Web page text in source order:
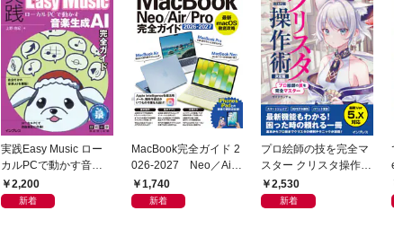
実践Easy Music ロー
カルPCで動かす音楽
生成AI完全ガイド
2,200
新着
MacBook完全ガイド 2
026-2027 Neo／Air
／Pro対応
1,740
新着
プロ絵師の技を完全マ
スター クリスタ操作術
決定版 改訂2版 CLIP S
TUDIO PAINT PRO/E
2,530
新着